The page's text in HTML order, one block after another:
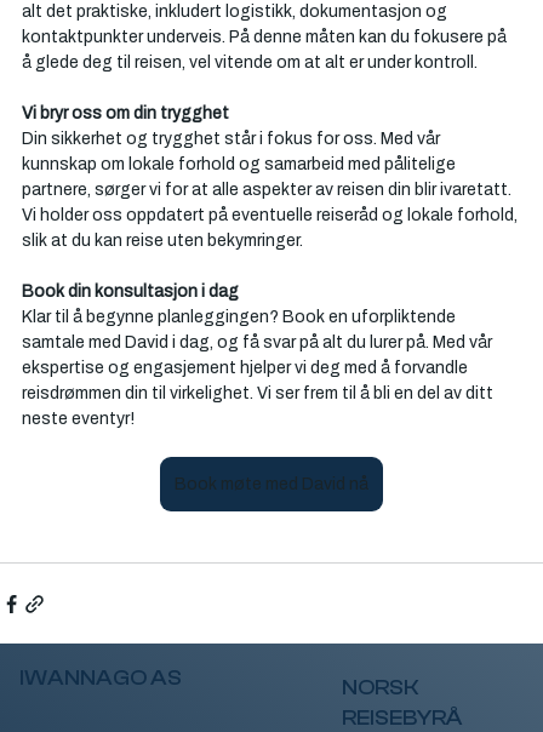
alt det praktiske, inkludert logistikk, dokumentasjon og
kontaktpunkter underveis. På denne måten kan du fokusere på
å glede deg til reisen, vel vitende om at alt er under kontroll.
Vi bryr oss om din trygghet
Din sikkerhet og trygghet står i fokus for oss. Med vår
kunnskap om lokale forhold og samarbeid med pålitelige
partnere, sørger vi for at alle aspekter av reisen din blir ivaretatt.
Vi holder oss oppdatert på eventuelle reiseråd og lokale forhold,
slik at du kan reise uten bekymringer.
Book din konsultasjon i dag
Klar til å begynne planleggingen? Book en uforpliktende
samtale med David i dag, og få svar på alt du lurer på. Med vår
ekspertise og engasjement hjelper vi deg med å forvandle
reisdrømmen din til virkelighet. Vi ser frem til å bli en del av ditt
neste eventyr!
Book møte med David nå
IWANNAGO AS
NORSK
REISEBYRÅ